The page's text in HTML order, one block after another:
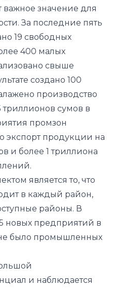
значение для
За последние пять
19 свободных
400 малых
свыше
создано 100
производство
сумов в
промзон
экспорт продукции на
и более 1 триллиона
является то, что
в каждый район,
районы. В
новых предприятий в
не было промышленных
и наблюдается